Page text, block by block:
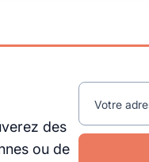
des
ou de
Votre